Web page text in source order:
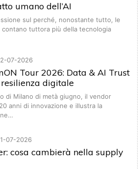
umano dell’AI
sul perché, nonostante tutto, le
contano tuttora più della tecnologia
07-2026
Tour 2026: Data & AI Trust
digitale
di Milano di metà giugno, il vendor
anni di innovazione e illustra la
07-2026
cosa cambierà nella supply